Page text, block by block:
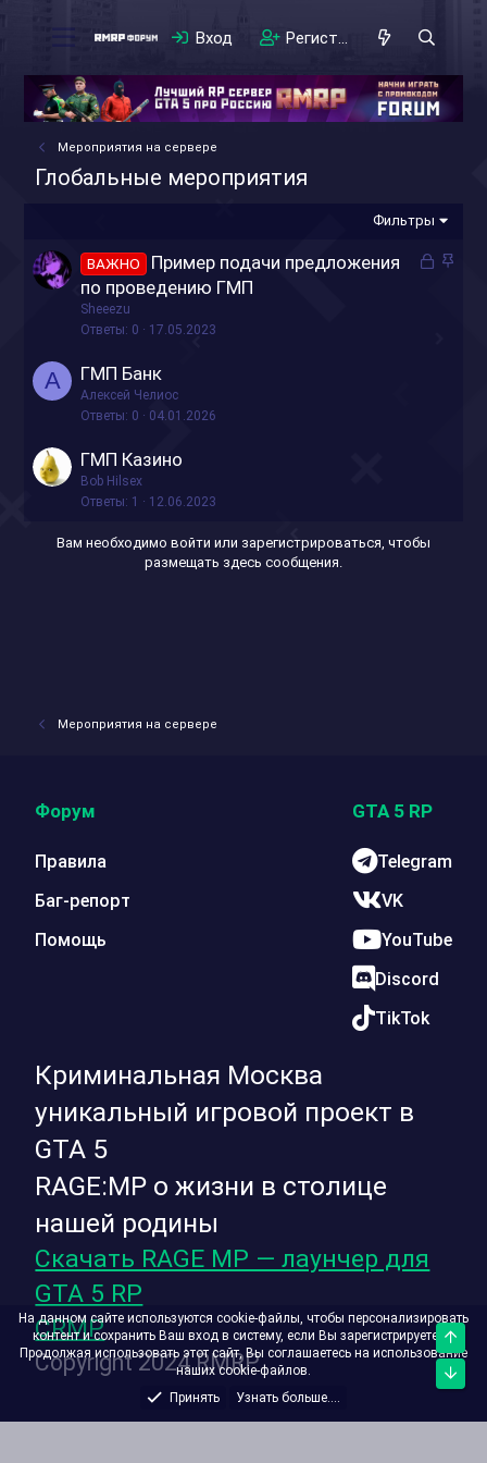
Вход Регистрация
Мероприятия на сервере
Глобальные мероприятия
Фильтры
З З
ВАЖНО
Пример подачи предложения
по проведению ГМП
Sheeezu
Ответы 0 17.05.2023
А ГМП Банк
Алексей Челиос
Ответы 0 04.01.2026
ГМП Казино
Bob Hilsex
Ответы 1 12.06.2023
Вам необходимо войти или зарегистрироваться, чтобы
размещать здесь сообщения.
Мероприятия на сервере
Криминальная Москва
уникальный игровой проект в
GTA 5
RAGE:MP о жизни в столице
нашей родины
Скачать RAGE MP — лаунчер для
GTA 5 RP
CRMP
Copyright 2024 RMRP
Форум
Правила
Баг-репорт
Помощь
GTA 5 RP
Telegram
VK
YouTube
Discord
TikTok
На данном сайте используются cookie-файлы, чтобы персонализировать
контент и сохранить Ваш вход в систему, если Вы зарегистрируетесь.
Продолжая использовать этот сайт, Вы соглашаетесь на использование
наших cookie-файлов.
Принять
Узнать больше....
Верх
Низ